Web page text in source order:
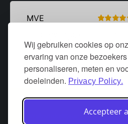
Wij gebruiken cookies op
ervaring van onze
personaliseren, meten en
doeleinden. Privacy Policy.
Accepteer